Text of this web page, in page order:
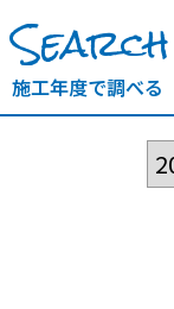
Search
施工年度で調べる